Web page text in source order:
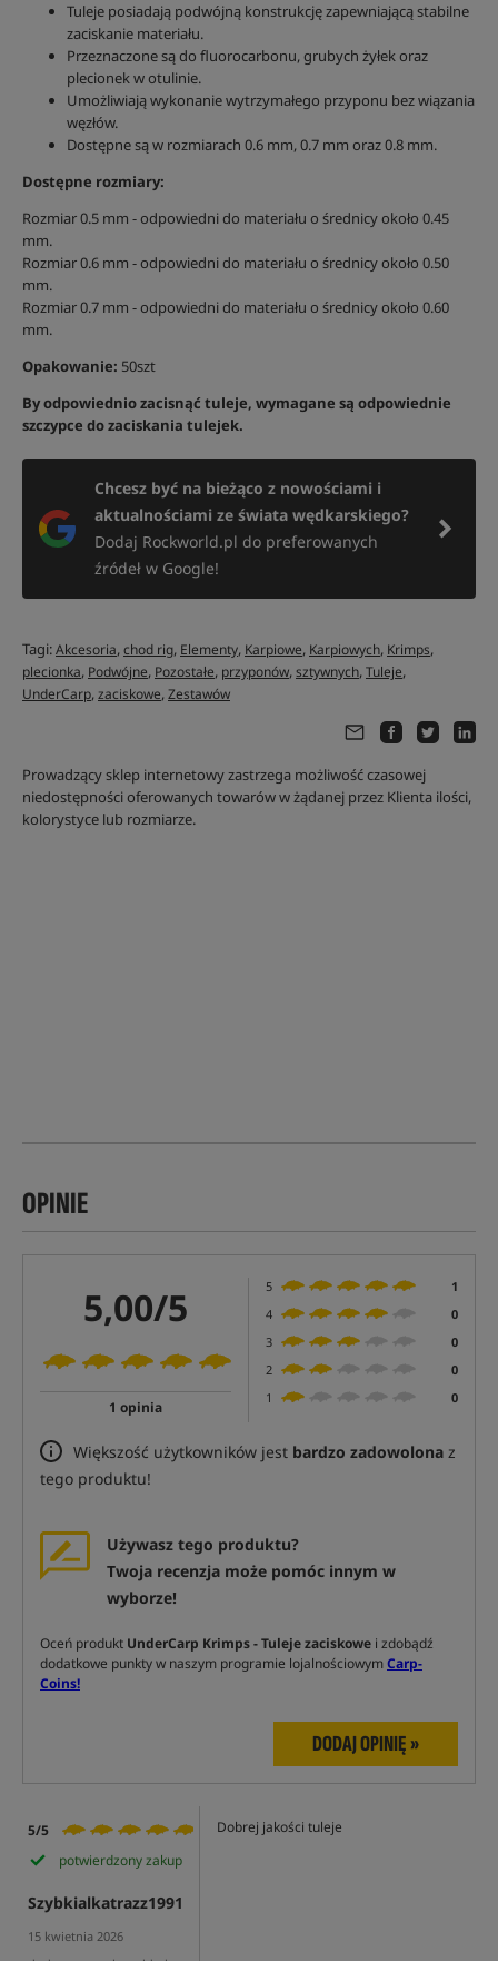
Tuleje posiadają podwójną konstrukcję zapewniającą stabilne
zaciskanie materiału.
Przeznaczone są do fluorocarbonu, grubych żyłek oraz
plecionek w otulinie.
Umożliwiają wykonanie wytrzymałego przyponu bez wiązania
węzłów.
Dostępne są w rozmiarach 0.6 mm, 0.7 mm oraz 0.8 mm.
Dostępne rozmiary:
Rozmiar 0.5 mm - odpowiedni do materiału o średnicy około 0.45
mm.
Rozmiar 0.6 mm - odpowiedni do materiału o średnicy około 0.50
mm.
Rozmiar 0.7 mm - odpowiedni do materiału o średnicy około 0.60
mm.
Opakowanie: 50szt
By odpowiednio zacisnąć tuleje, wymagane są odpowiednie
szczypce do zaciskania tulejek.
Chcesz być na bieżąco z nowościami i
aktualnościami ze świata wędkarskiego?
Dodaj Rockworld.pl do preferowanych
źródeł w Google!
Tagi:Akcesoria,chod rig, Elementy, Karpiowe, Karpiowych, Krimps,
plecionka, Podwójne, Pozostałe, przyponów,sztywnych,Tuleje,
UnderCarp,zaciskowe,Zestawów
Prowadzący sklep internetowy zastrzega możliwość czasowej
niedostępności oferowanych towarów w żądanej przez Klienta ilości,
kolorystyce lub rozmiarze.
OPINIE
5,00/5
1 opinia
5
1
4
0
3
0
2
0
1
0
Większość użytkowników jest bardzo zadowolona z
tego produktu!
Używasz tego produktu?
Twoja recenzja może pomóc innym w
wyborze!
Oceń produkt UnderCarp Krimps - Tuleje zaciskowe i zdobądź
dodatkowe punkty w naszym programie lojalnościowymCarp-
Coins!
DODAJ OPINIĘ »
5/5
potwierdzony zakup
Szybkialkatrazz1991
15 kwietnia 2026
Dobrej jakości tuleje